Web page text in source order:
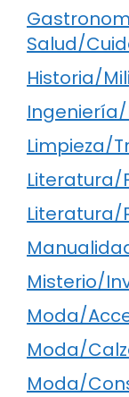
Salud/
Historia/
Limpieza/
Literatura/
Literatura/
Misterio/
Moda/
Moda/
Moda/